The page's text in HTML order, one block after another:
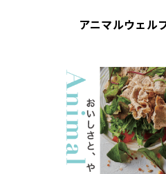
アニマルウェル